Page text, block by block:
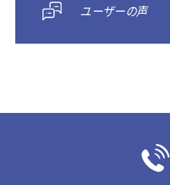
ユーザーの声